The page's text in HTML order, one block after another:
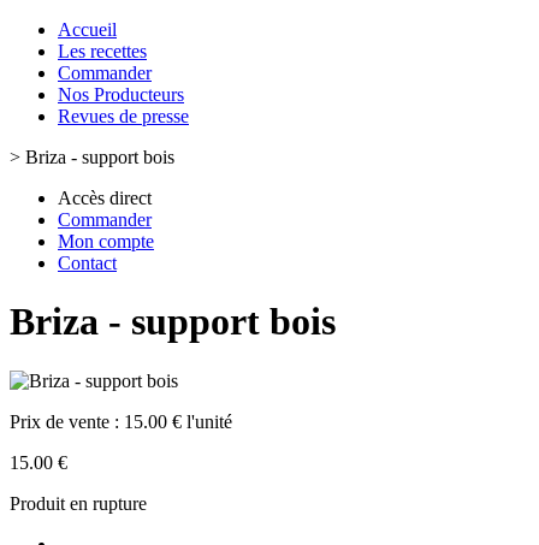
Accueil
Les recettes
Commander
Nos Producteurs
Revues de presse
> Briza - support bois
Accès direct
Commander
Mon compte
Contact
Briza - support bois
Prix de vente : 15.00 € l'unité
15.00 €
Produit en rupture